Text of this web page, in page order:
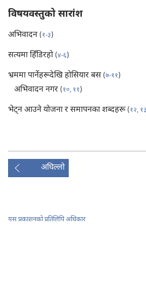
विषयवस्तुको सारांश
अभिवादन (१-३)
सत्यमा हिँडिरहो (४-६)
भ्रममा पार्नेहरूदेखि होसियार बस (७-११)
अभिवादन नगर (१०, ११)
भेट्‌न आउने योजना र समापनका शब्दहरू (१२, १३
अघिल्लो
यस प्रकाशनको प्रतिलिपि अधिकार